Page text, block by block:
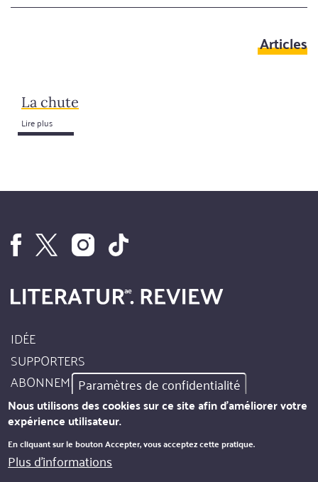
Articles
La chute
Lire plus
Footer
Site
Info
IDÉE
SUPPORTERS
ABONNEMENT
AUTEURS
Footer
MENTIONS LÉGALES
PROTECTION DES DONNÉES
Paramètres de confidentialité
Nous utilisons des cookies sur ce site afin d'améliorer votre
expérience utilisateur.
En cliquant sur le bouton Accepter, vous acceptez cette pratique.
Plus d'informations